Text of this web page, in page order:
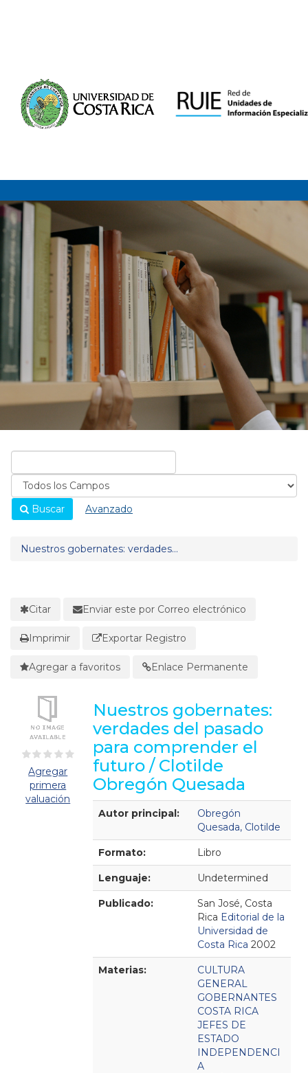
Buscar Avanzado
Nuestros gobernates: verdades...
Citar Enviar este por Correo electrónico
Imprimir Exportar Registro
Agregar a favoritos Enlace Permanente
Agregar
primera
valuación
Nuestros gobernates:
verdades del pasado
para comprender el
futuro / Clotilde
Obregón Quesada
Detalles Bibliográficos
Autor principal:
Obregón
Quesada, Clotilde
Formato: Libro
Lenguaje: Undetermined
Publicado:
San José, Costa
Rica Editorial de la
Universidad de
Costa Rica 2002
Materias:
CULTURA
GENERAL
GOBERNANTES
COSTA RICA
JEFES DE
ESTADO
INDEPENDENCI
A